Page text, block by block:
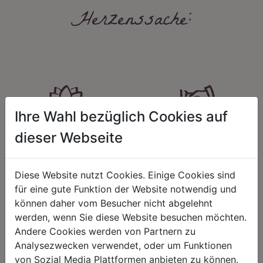
Herzenssache:
schenken natürliche, stilvolle
Momente für harmonische Stunden
zu Hause – den Ort, an dem
Menschen sich geborgen fühlen und
positive Energie schöpfen.
fair – im Hinblick auf unsere
Kalkulation, angemessene
Entlohnung und unsere
nachhaltigen, gewachsenen
Geschäftsbeziehungen.
Ihre Wahl bezüglich Cookies auf
dieser Webseite
Diese Website nutzt Cookies. Einige Cookies sind
für eine gute Funktion der Website notwendig und
können daher vom Besucher nicht abgelehnt
werden, wenn Sie diese Website besuchen möchten.
Andere Cookies werden von Partnern zu
Analysezwecken verwendet, oder um Funktionen
von Sozial Media Plattformen anbieten zu können.